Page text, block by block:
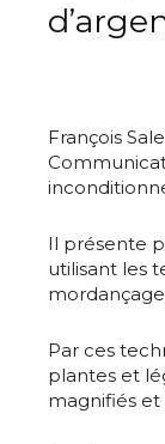
François
Il présente
utilisant les
Par ces
plantes et
magnifiés